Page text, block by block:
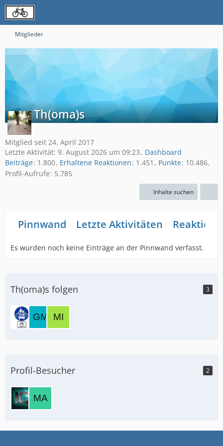
Mitglieder
Th(oma)s
Mitglied seit 24. April 2017
Letzte Aktivität: 9. August 2026 um 09:23
Dashboard
Beiträge 1.800 Erhaltene Reaktionen 1.451 Punkte 10.486
Profil-Aufrufe 5.785
Inhalte suchen
Pinnwand Letzte Aktivitäten
Es wurden noch keine Einträge an der Pinnwand verfasst.
Th(oma)s folgen 3
Profil-Besucher 2